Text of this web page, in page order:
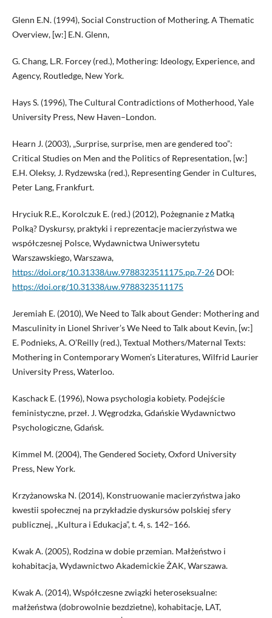
Glenn E.N. (1994), Social Construction of Mothering. A Thematic
Overview, [w:] E.N. Glenn,
G. Chang, L.R. Forcey (red.), Mothering: Ideology, Experience, and
Agency, Routledge, New York.
Hays S. (1996), The Cultural Contradictions of Motherhood, Yale
University Press, New Haven–London.
Hearn J. (2003), „Surprise, surprise, men are gendered too”:
Critical Studies on Men and the Politics of Representation, [w:]
E.H. Oleksy, J. Rydzewska (red.), Representing Gender in Cultures,
Peter Lang, Frankfurt.
Hryciuk R.E., Korolczuk E. (red.) (2012), Pożegnanie z Matką
Polką? Dyskursy, praktyki i reprezentacje macierzyństwa we
współczesnej Polsce, Wydawnictwa Uniwersytetu
Warszawskiego, Warszawa,
https://doi.org/10.31338/uw.9788323511175.pp.7-26DOI:
https://doi.org/10.31338/uw.9788323511175
Jeremiah E. (2010), We Need to Talk about Gender: Mothering and
Masculinity in Lionel Shriver’s We Need to Talk about Kevin, [w:]
E. Podnieks, A. O’Reilly (red.), Textual Mothers/Maternal Texts:
Mothering in Contemporary Women’s Literatures, Wilfrid Laurier
University Press, Waterloo.
Kaschack E. (1996), Nowa psychologia kobiety. Podejście
feministyczne, przeł. J. Węgrodzka, Gdańskie Wydawnictwo
Psychologiczne, Gdańsk.
Kimmel M. (2004), The Gendered Society, Oxford University
Press, New York.
Krzyżanowska N. (2014), Konstruowanie macierzyństwa jako
kwestii społecznej na przykładzie dyskursów polskiej sfery
publicznej, „Kultura i Edukacja”, t. 4, s. 142–166.
Kwak A. (2005), Rodzina w dobie przemian. Małżeństwo i
kohabitacja, Wydawnictwo Akademickie ŻAK, Warszawa.
Kwak A. (2014), Współczesne związki heteroseksualne:
małżeństwa (dobrowolnie bezdzietne), kohabitacje, LAT,